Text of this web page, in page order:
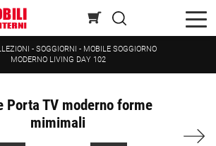
- SOGGIORNI - MOBILE SOGGIORNO
MODERNO LIVING DAY 102
Porta TV moderno forme
mimimali